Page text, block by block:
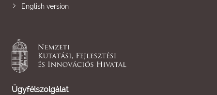
English version
Ügyfélszolgálat